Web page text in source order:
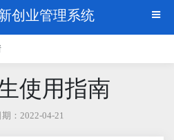
创业管理系统
使用指南
：2022-04-21